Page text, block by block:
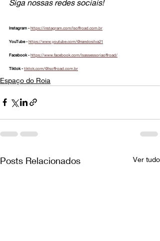
Siga nossas redes sociais!
Instagram - https://instagram.com/lsoffroad.com.br
YouTube - https://www.youtube.com/@nandosilva21
Facebook - https://www.facebook.com/lsassessoriaoffroad/
Tiktok - tiktok.com/@lsoffroad.com.br
Espaço do Roia
Posts Relacionados Ver tudo